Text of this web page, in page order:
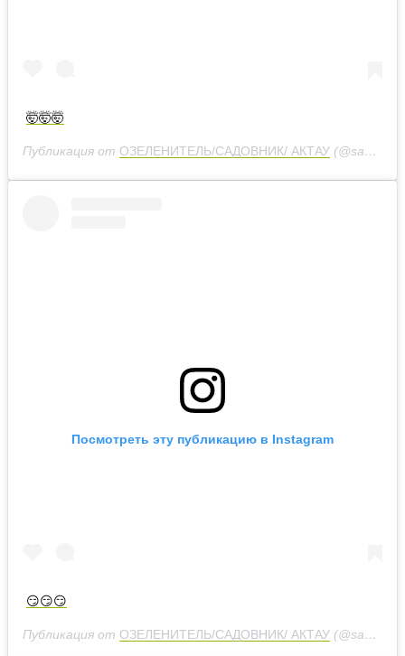
🤯🤯🤯
Публикация от ОЗЕЛЕНИТЕЛЬ/САДОВНИК/ АКТАУ (@sadovnik7292)
Посмотреть эту публикацию в Instagram
😏😏😏
Публикация от ОЗЕЛЕНИТЕЛЬ/САДОВНИК/ АКТАУ (@sadovnik7292)